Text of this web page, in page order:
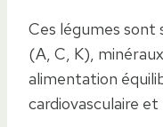
Ces légumes sont
(A, C, K),
alimentation
cardiovasculaire